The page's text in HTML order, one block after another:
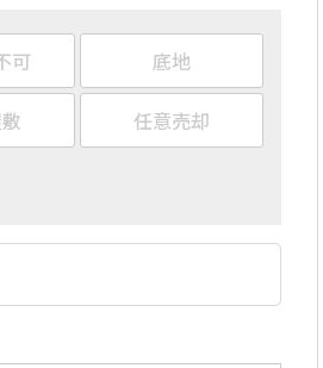
可 底地
任意売却